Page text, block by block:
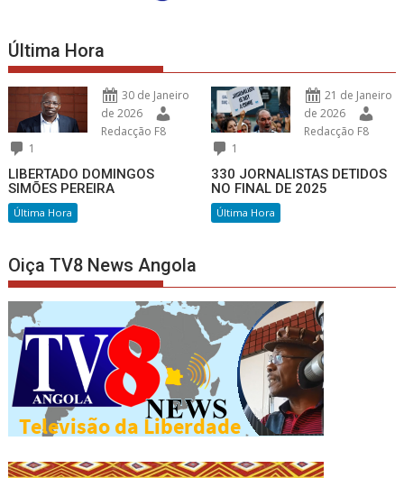
Última Hora
30 de Janeiro
de 2026
Redacção F8
1
LIBERTADO DOMINGOS
SIMÕES PEREIRA
Última Hora
21 de Janeiro
de 2026
Redacção F8
1
330 JORNALISTAS DETIDOS
NO FINAL DE 2025
Última Hora
Oiça TV8 News Angola